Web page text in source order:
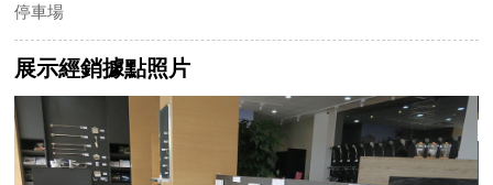
停車場
展示經銷據點照片